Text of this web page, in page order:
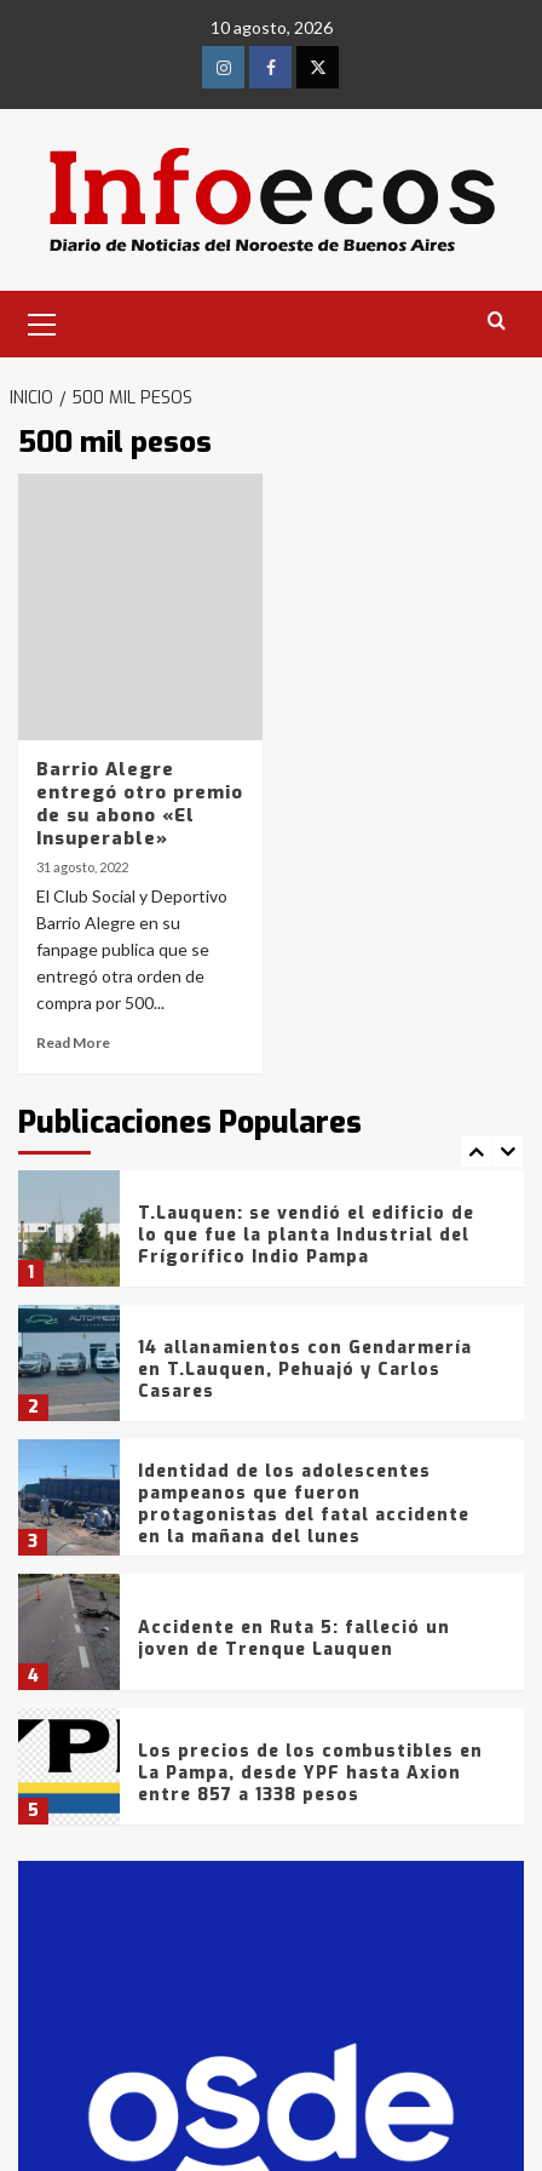
10 agosto, 2026
InstagramFacebookTwitter
primario
INICIO 500 MIL PESOS
500 mil pesos
Barrio Alegre
entregó otro premio
de su abono «El
Insuperable»
31 agosto, 2022
El Club Social y Deportivo
Barrio Alegre en su
fanpage publica que se
entregó otra orden de
compra por 500...
Read More
Publicaciones Populares
4
5
Los precios de los combustibles en
La Pampa, desde YPF hasta Axion
6
La Bolsa de Cereales de Bahía
Blanca anticipa que Agosto vendrá
con lluvias y heladas, en gran parte
de la provincia
fueron detenidos por
comercialización de drogas en la
tarde del sábado
1
T.Lauquen: se vendió el edificio de
lo que fue la planta Industrial del
Frígorífico Indio Pampa
2
14 allanamientos con Gendarmería
en T.Lauquen, Pehuajó y Carlos
Casares
3
Identidad de los adolescentes
pampeanos que fueron
protagonistas del fatal accidente
en la mañana del lunes
4
Accidente en Ruta 5: falleció un
joven de Trenque Lauquen
5
Los precios de los combustibles en
La Pampa, desde YPF hasta Axion
entre 857 a 1338 pesos
fueron detenidos por
comercialización de drogas en la
tarde del sábado
T.Lauquen: se vendió el edificio de